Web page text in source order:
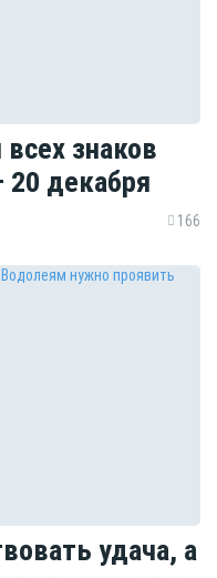
знаков
20 декабря
166
удача, а